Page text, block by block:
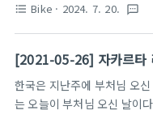
한다. 현지인들의 라이딩 실
해 뒤지지 않는다. 하물며
은 고가의 장비를 흔하게 볼
데믹 상황에서 해외로 나가지
가 자전거 취미로 왔다가 펜
이 빠지고 이제는 오랜 시간
format_list_bulleted Bike · 2024. 7. 20. textsms
[2021-05-26] 자카르타
한국은 지난주에 부처님 오
는 오늘이 부처님 오신 날이